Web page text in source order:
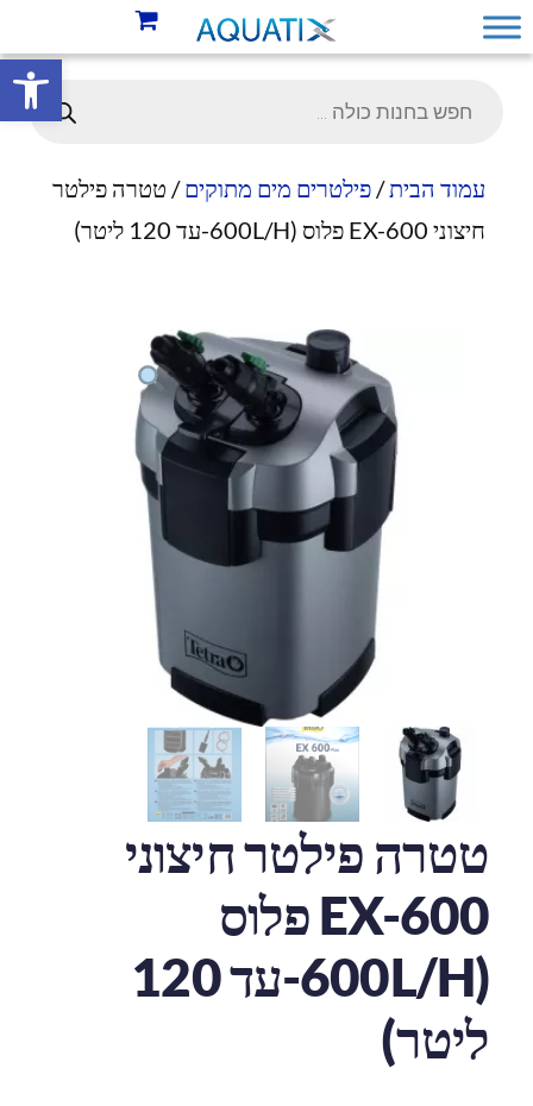
פתח
עמוד הבית/פילטרים מים מתוקים/ טטרה פילטר
חיצוני EX-600 פלוס (600L/H-עד 120 ליטר)
טטרה פילטר חיצוני
EX-600 פלוס
(600L/H-עד 120
ליטר)